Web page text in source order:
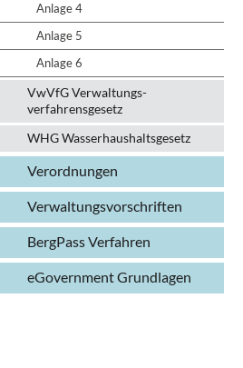
Anlage 4
Anlage 5
Anlage 6
VwVfG Verwaltungs­
verfahrens­gesetz
WHG Wasserhaushalts­gesetz
Verordnungen
Verwaltungs­vorschriften
BergPass Verfahren
eGovernment Grundlagen